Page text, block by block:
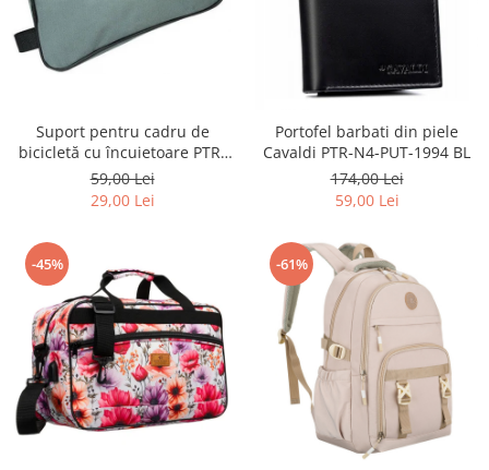
Suport pentru cadru de
bicicletă cu încuietoare PTR-
AR-S-101
59,00 Lei
29,00 Lei
Portofel barbati din piele
Cavaldi PTR-N4-PUT-1994 BL
174,00 Lei
59,00 Lei
-45% -61%